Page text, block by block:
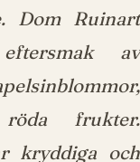
Dom Ruinart
av
frukter.
kryddiga och